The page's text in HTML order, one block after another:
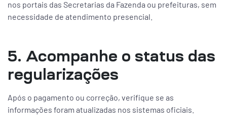
nos portais das Secretarias da Fazenda ou prefeituras, sem
necessidade de atendimento presencial.
5. Acompanhe o status das
regularizações
Após o pagamento ou correção, verifique se as
informações foram atualizadas nos sistemas oficiais.